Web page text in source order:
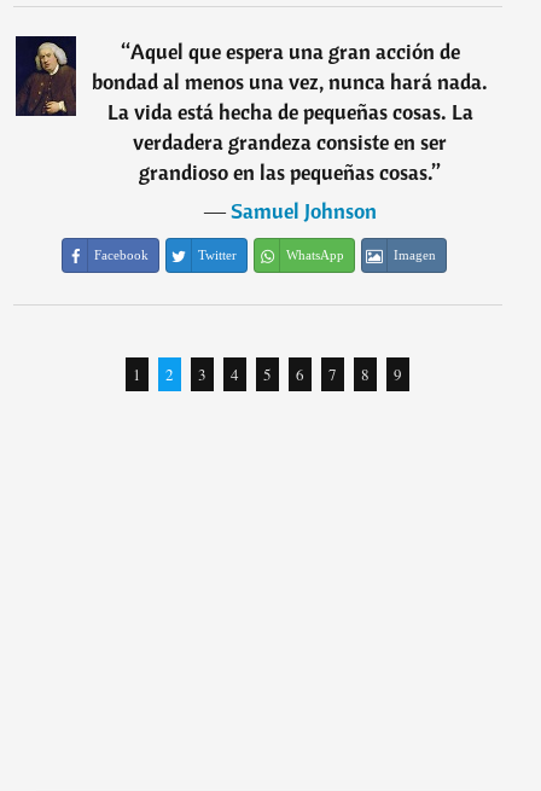
“Aquel que espera una gran acción de
bondad al menos una vez, nunca hará nada.
La vida está hecha de pequeñas cosas. La
verdadera grandeza consiste en ser
grandioso en las pequeñas cosas.”
―Samuel Johnson
Facebook Twitter WhatsApp Imagen
1 2 3 4 5 6 7 8 9